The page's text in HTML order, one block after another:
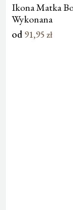
Ikona Matka
Wykonana
od 91,95 zł